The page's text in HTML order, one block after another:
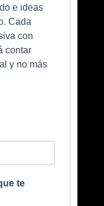
e ideas
Cada
con
contar
y no más
te